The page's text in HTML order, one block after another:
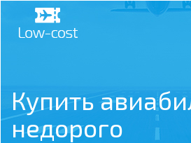
Купить
недорого